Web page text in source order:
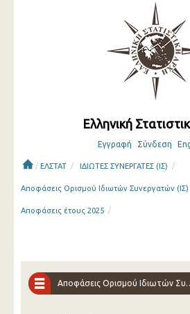
Ελληνική
Εγγραφή Σύνδεση
/ ΕΛΣΤΑΤ / ΙΔΙΩΤΕΣ ΣΥΝΕΡΓΑΤΕΣ (ΙΣ) /
Αποφάσεις Ορισμού Ιδιωτών Συνεργατών (ΙΣ)
Αποφάσεις έτους 2025 /
Αποφάσεις